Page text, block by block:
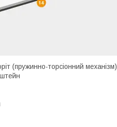
(пружинно-торсіонний механізм)